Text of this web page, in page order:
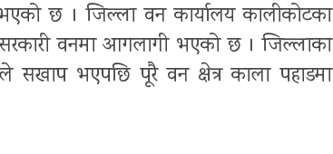
छ । जिल्ला वन कार्यालय कालीकोटका
वनमा आगलागी भएको छ । जिल्लाका
सखाप भएपछि पूरै वन क्षेत्र काला पहाडमा